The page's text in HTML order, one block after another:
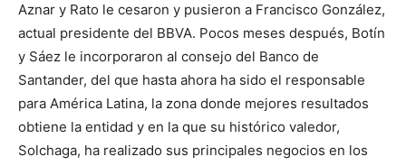
Aznar y Rato le cesaron y pusieron a Francisco González,
actual presidente del BBVA. Pocos meses después, Botín
y Sáez le incorporaron al consejo del Banco de
Santander, del que hasta ahora ha sido el responsable
para América Latina, la zona donde mejores resultados
obtiene la entidad y en la que su histórico valedor,
Solchaga, ha realizado sus principales negocios en los